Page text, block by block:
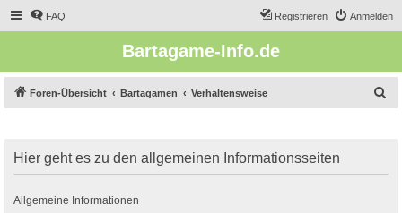
FAQ Anmelden
Registrieren
Bartagame-Info.de
Foren-Übersicht Bartagamen Verhaltensweise
e
Hier geht es zu den allgemeinen Informationsseiten
Allgemeine Informationen